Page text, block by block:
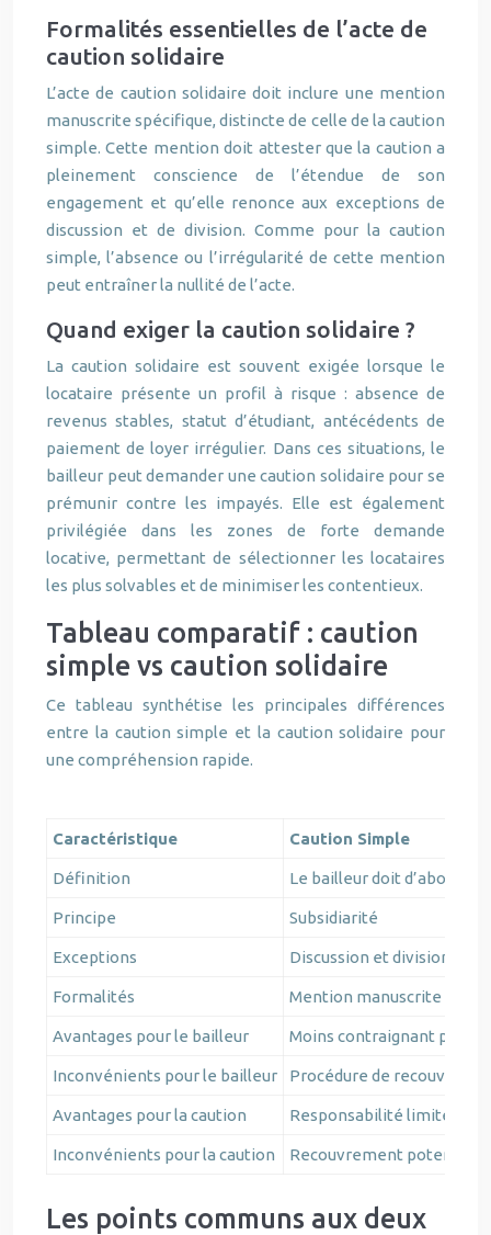
Formalités essentielles de l’acte de
caution solidaire
L’acte de caution solidaire doit inclure une mention
manuscrite spécifique, distincte de celle de la caution
simple. Cette mention doit attester que la caution a
pleinement conscience de l’étendue de son
engagement et qu’elle renonce aux exceptions de
discussion et de division. Comme pour la caution
simple, l’absence ou l’irrégularité de cette mention
peut entraîner la nullité de l’acte.
Quand exiger la caution solidaire ?
La caution solidaire est souvent exigée lorsque le
locataire présente un profil à risque : absence de
revenus stables, statut d’étudiant, antécédents de
paiement de loyer irrégulier. Dans ces situations, le
bailleur peut demander une caution solidaire pour se
prémunir contre les impayés. Elle est également
privilégiée dans les zones de forte demande
locative, permettant de sélectionner les locataires
les plus solvables et de minimiser les contentieux.
Tableau comparatif : caution
simple vs caution solidaire
Ce tableau synthétise les principales différences
entre la caution simple et la caution solidaire pour
une compréhension rapide.
Caractéristique Caution Simple
Définition Le bailleur doit d’abord
Principe Subsidiarité
Exceptions Discussion et division
Formalités Mention manuscrite
Avantages pour le bailleur Moins contraignant pour
Inconvénients pour le bailleur Procédure de
Avantages pour la caution Responsabilité limitée
Inconvénients pour la caution Recouvrement
Les points communs aux deux